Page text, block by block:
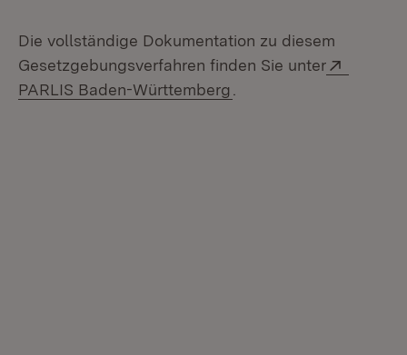
Die vollständige Dokumentation zu diesem
Gesetzgebungsverfahren finden Sie unter
PARLIS Baden-Württemberg